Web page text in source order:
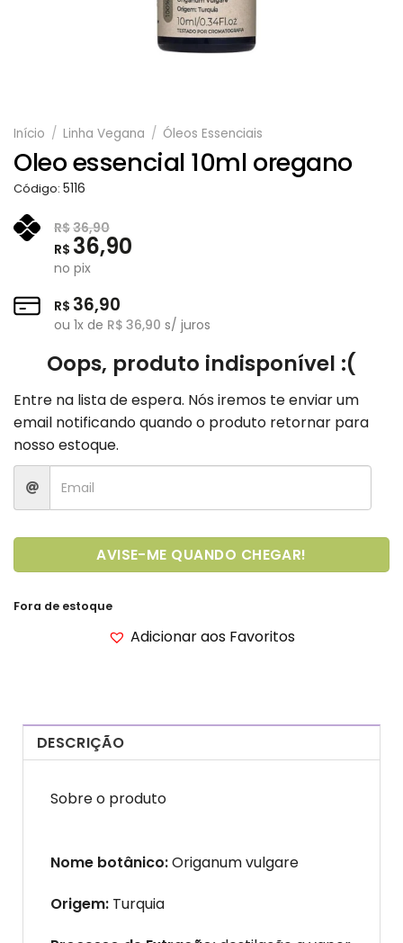
Início / Linha Vegana / Óleos Essenciais
Oleo essencial 10ml oregano
Código: 5116
R$36,90
R$ 36,90
no pix
R$ 36,90
ou 1x de R$ 36,90 s/ juros
Oops, produto indisponível :(
Entre na lista de espera. Nós iremos te enviar um
email notificando quando o produto retornar para
nosso estoque.
AVISE-ME QUANDO CHEGAR!
Fora de estoque
Adicionar aos Favoritos
DESCRIÇÃO
Sobre o produto
Nome botânico:Origanum vulgare
Origem: Turquia